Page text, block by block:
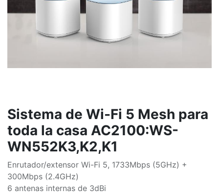
Sistema de Wi-Fi 5 Mesh para
toda la casa AC2100:WS-
WN552K3,K2,K1
Enrutador/extensor Wi-Fi 5, 1733Mbps (5GHz) +
300Mbps (2.4GHz)
6 antenas internas de 3dBi